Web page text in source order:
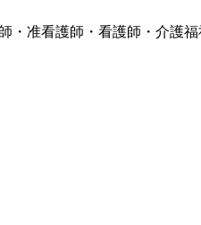
・准看護師・看護師・介